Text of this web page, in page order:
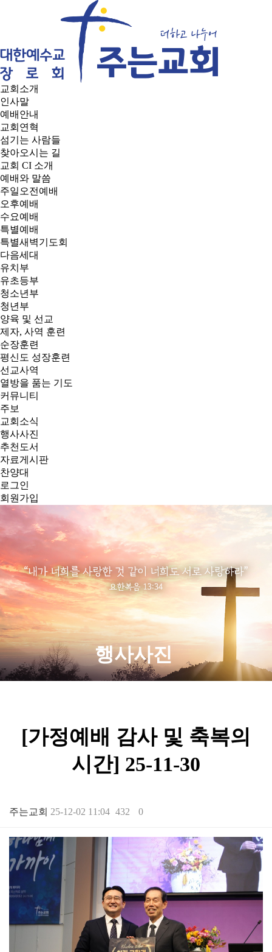
교회소개
인사말
예배안내
교회연혁
섬기는 사람들
찾아오시는 길
교회 CI 소개
예배와 말씀
주일오전예배
오후예배
수요예배
특별예배
특별새벽기도회
다음세대
유치부
유초등부
청소년부
청년부
양육 및 선교
제자, 사역 훈련
순장훈련
평신도 성장훈련
선교사역
열방을 품는 기도
커뮤니티
주보
교회소식
행사사진
추천도서
자료게시판
찬양대
로그인
회원가입
행사사진
[가정예배 감사 및 축복의
시간] 25-11-30
주는교회 25-12-02 11:04 432 0
본문